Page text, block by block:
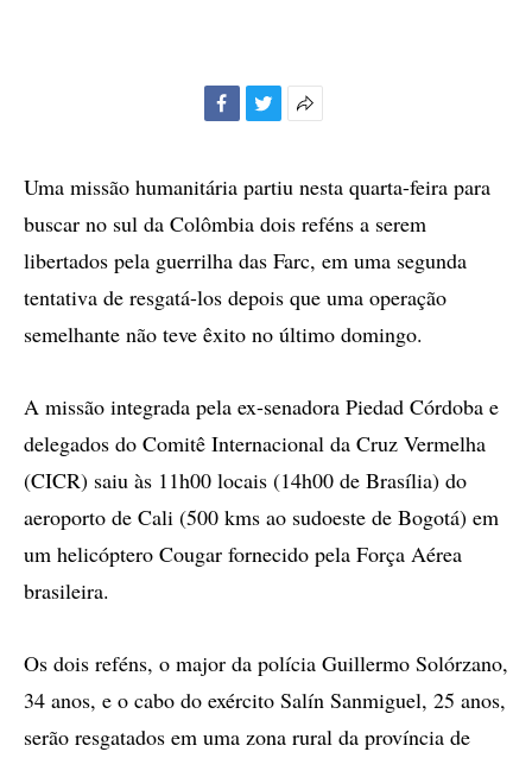
compartilhamento
Uma missão humanitária partiu nesta quarta-feira para
buscar no sul da Colômbia dois reféns a serem
libertados pela guerrilha das Farc, em uma segunda
tentativa de resgatá-los depois que uma operação
semelhante não teve êxito no último domingo.
A missão integrada pela ex-senadora Piedad Córdoba e
delegados do Comitê Internacional da Cruz Vermelha
(CICR) saiu às 11h00 locais (14h00 de Brasília) do
aeroporto de Cali (500 kms ao sudoeste de Bogotá) em
um helicóptero Cougar fornecido pela Força Aérea
brasileira.
Os dois reféns, o major da polícia Guillermo Solórzano,
34 anos, e o cabo do exército Salín Sanmiguel, 25 anos,
serão resgatados em uma zona rural da província de